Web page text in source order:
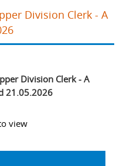
Division Clerk - A
Division Clerk - A
21.05.2026
view